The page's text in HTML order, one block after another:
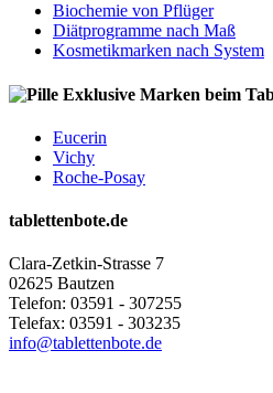
Biochemie von Pflüger
Diätprogramme nach Maß
Kosmetikmarken nach System
Exklusive Marken beim
Eucerin
Vichy
Roche-Posay
tablettenbote.de
Clara-Zetkin-Strasse 7
02625 Bautzen
Telefon: 03591 - 307255
Telefax: 03591 - 303235
info@tablettenbote.de